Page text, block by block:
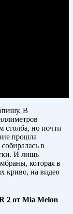
В
столба, но почти
прошла
в
И лишь
которая в
криво, на видео
2 от Mia Melon